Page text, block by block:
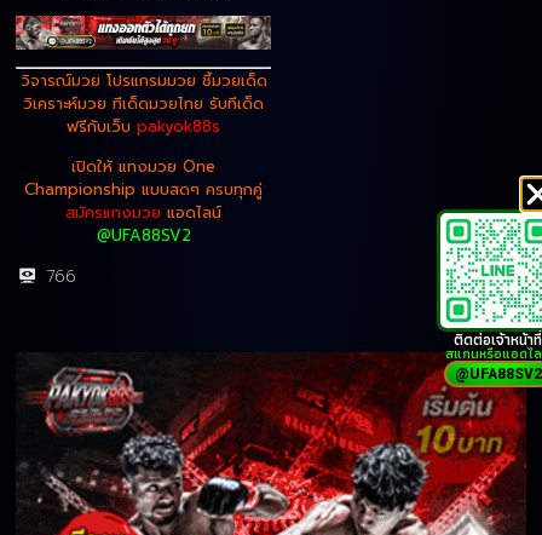
วิจารณ์มวย โปรแกรมมวย ชี้มวยเด็ด
วิเคราะห์มวย ทีเด็ดมวยไทย รับทีเด็ด
ฟรีกับเว็บ pakyok88s
เปิดให้ แทงมวย One
Championship แบบสดๆ ครบทุกคู่
สมัครแทงมวย แอดไลน์
@UFA88SV2
766
ติดต่อเจ้าหน้าที่
สแกนหรือแอดไ
@UFA88SV2